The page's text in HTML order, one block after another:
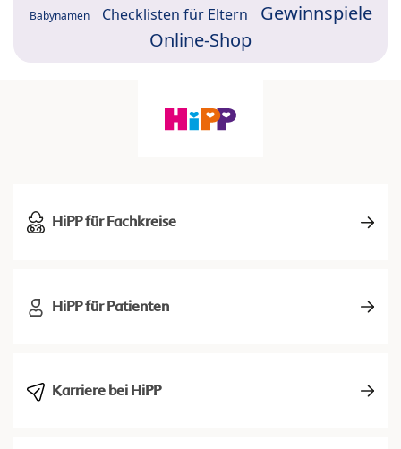
Babynamen Checklisten für Eltern
Gewinnspiele
Online-Shop
HiPP für Fachkreise
HiPP für Patienten
Karriere bei HiPP